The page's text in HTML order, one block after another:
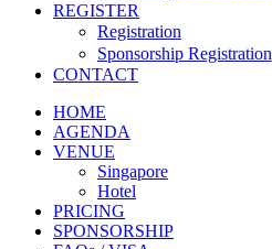
REGISTER
Registration
Sponsorship Registration
CONTACT
HOME
AGENDA
VENUE
Singapore
Hotel
PRICING
SPONSORSHIP